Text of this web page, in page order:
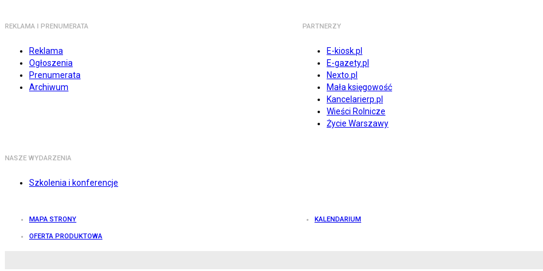
REKLAMA I PRENUMERATA
Reklama
Ogłoszenia
Prenumerata
Archiwum
PARTNERZY
E-kiosk.pl
E-gazety.pl
Nexto.pl
Mała księgowość
Kancelarierp.pl
Wieści Rolnicze
Życie Warszawy
NASZE WYDARZENIA
Szkolenia i konferencje
MAPA STRONY KALENDARIUM
OFERTA PRODUKTOWA